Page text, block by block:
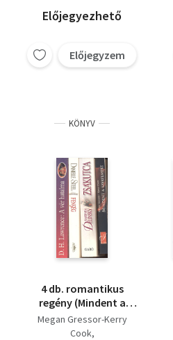
Előjegyezhető
Előjegyzem
KÖNYV
4 db. romantikus
regény (Mindent a
szerelemért +
Zsákutca + Fenség + A
Megan Gressor-Kerry
Cook